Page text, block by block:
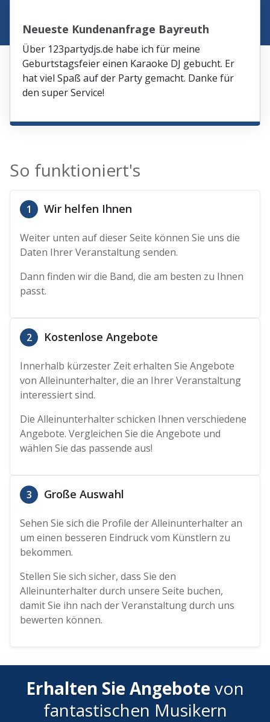
Neueste Kundenanfrage Bayreuth
Über 123partydjs.de habe ich für meine
Geburtstagsfeier einen Karaoke DJ gebucht. Er
hat viel Spaß auf der Party gemacht. Danke für
den super Service!
So funktioniert's
1 Wir helfen Ihnen
Weiter unten auf dieser Seite können Sie uns die
Daten Ihrer Veranstaltung senden.
Dann finden wir die Band, die am besten zu Ihnen
passt.
2 Kostenlose Angebote
Innerhalb kürzester Zeit erhalten Sie Angebote
von Alleinunterhalter, die an Ihrer Veranstaltung
interessiert sind.
Die Alleinunterhalter schicken Ihnen verschiedene
Angebote. Vergleichen Sie die Angebote und
wählen Sie das passende aus!
3 Große Auswahl
Sehen Sie sich die Profile der Alleinunterhalter an
um einen besseren Eindruck vom Künstlern zu
bekommen.
Stellen Sie sich sicher, dass Sie den
Alleinunterhalter durch unsere Seite buchen,
damit Sie ihn nach der Veranstaltung durch uns
bewerten können.
Erhalten Sie Angebotevon
fantastischen Musikern